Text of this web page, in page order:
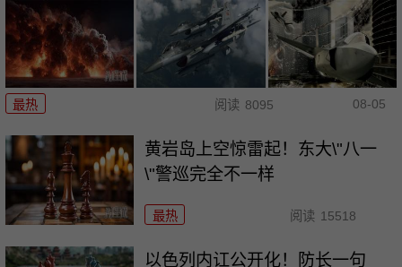
最热 阅读 8095 08-05
黄岩岛上空惊雷起！东大\"八一
\"警巡完全不一样
最热 阅读 15518
以色列内讧公开化！防长一句